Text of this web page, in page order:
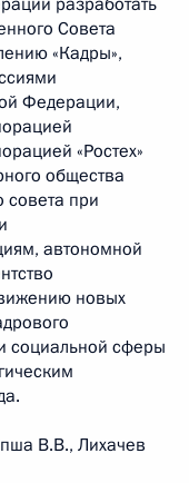
Совета
«Кадры»,
Федерации,
«Ростех»
общества
совета при
автономной
новых
социальной сферы
В.В., Лихачев